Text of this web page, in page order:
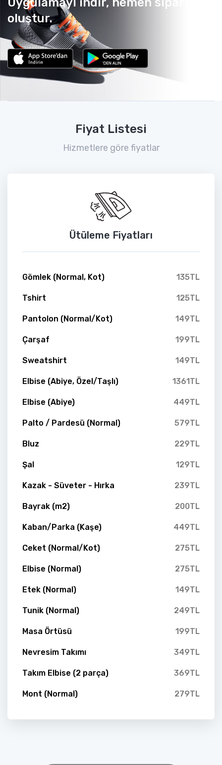
oluştur.
Fiyat Listesi
Hizmetlere göre fiyatlar
Ütüleme Fiyatları
Gömlek (Normal, Kot) 135TL
Tshirt 125TL
Pantolon (Normal/Kot) 149TL
Çarşaf 199TL
Sweatshirt 149TL
Elbise (Abiye, Özel/Taşlı) 1361TL
Elbise (Abiye) 449TL
Palto / Pardesü (Normal) 579TL
Bluz 229TL
Şal 129TL
Kazak - Süveter - Hırka 239TL
Bayrak (m2) 200TL
Kaban/Parka (Kaşe) 449TL
Ceket (Normal/Kot) 275TL
Elbise (Normal) 275TL
Etek (Normal) 149TL
Tunik (Normal) 249TL
Masa Örtüsü 199TL
Nevresim Takımı 349TL
Takım Elbise (2 parça) 369TL
Mont (Normal) 279TL